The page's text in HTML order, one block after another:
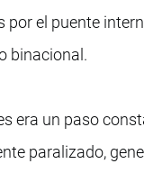
por el puente
binacional.
era un paso
paralizado,